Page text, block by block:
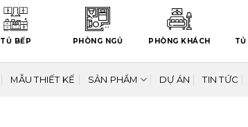
TỦ BẾP PHÒNG NGỦ PHÒNG KHÁCH
MẪU THIẾT KẾ SẢN PHẨM DỰ ÁN TIN TỨC